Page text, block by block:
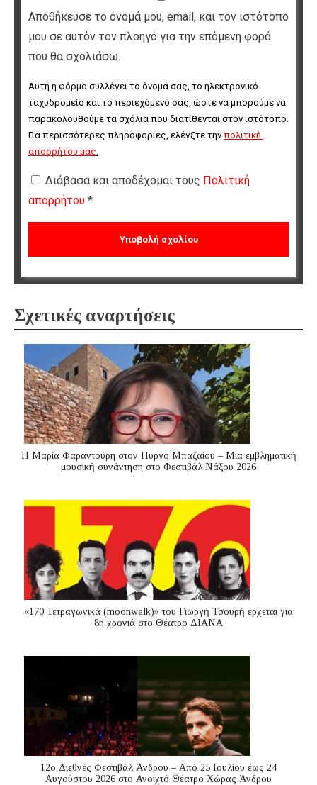
Αποθήκευσε το όνομά μου, email, και τον ιστότοπο
μου σε αυτόν τον πλοηγό για την επόμενη φορά
που θα σχολιάσω.
Αυτή η φόρμα συλλέγει το όνομά σας, το ηλεκτρονικό
ταχυδρομείο και το περιεχόμενό σας, ώστε να μπορούμε να
παρακολουθούμε τα σχόλια που διατίθενται στον ιστότοπο.
Για περισσότερες πληροφορίες, ελέγξτε την πολιτική
απορρήτου μας
Διάβασα και αποδέχομαι τους Πολιτική
απορρήτου *
Σχετικές αναρτήσεις
Η Μαρία Φαραντούρη στον Πύργο Μπαζαίου – Μια εμβληματική
μουσική συνάντηση στο Φεστιβάλ Νάξου 2026
«170 Τετραγωνικά (moonwalk)» του Γιωργή Τσουρή έρχεται για
8η χρονιά στο Θέατρο ΔΙΑΝΑ
12ο Διεθνές Φεστιβάλ Άνδρου – Από 25 Ιουλίου έως 24
Αυγούστου 2026 στο Ανοιχτό Θέατρο Χώρας Άνδρου